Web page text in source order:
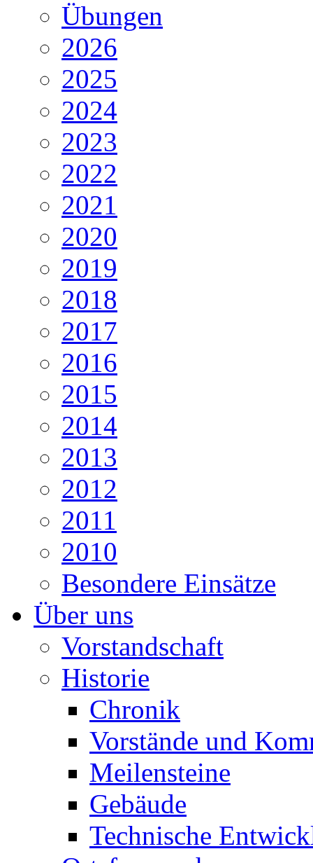
Übungen
2026
2025
2024
2023
2022
2021
2020
2019
2018
2017
2016
2015
2014
2013
2012
2011
2010
Besondere Einsätze
Über uns
Vorstandschaft
Historie
Chronik
Vorstände und
Meilensteine
Gebäude
Technische